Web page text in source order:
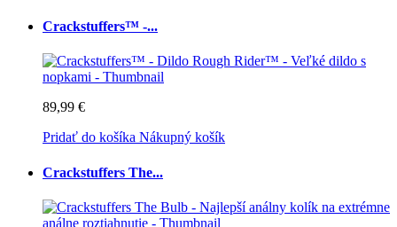
Crackstuffers™ -...
89,99 €
Pridať do košíka Nákupný košík
Crackstuffers The...